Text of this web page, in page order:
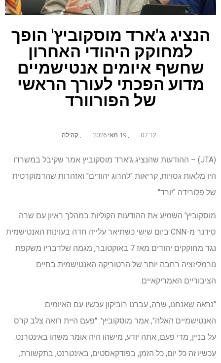
הנציג ג'ארד מוסקוביץ' הופך
למחוקק היהודי האחרון
שחשף איומים אנטישמיים
מדוע הפכתי לעורך הראשי
של הפורוורד
07:12 19 מאי 2026 קהילה
(JTA) – ההודעות שהנציג ג'ארד מוסקוביץ אמר שקיבל במשרדו
היו מלאות גסויות, קריאות "להרוג יהודים" ואזהרות שהדמוקרטית
של פלורידה "יורד".
מוסקוביץ' השמיע את ההודעות הקוליות במהלך ראיון עם שרה
סידנר מ-CNN ביום שישי כשתיאר עלייה חדה בעוינות האנטישמית
נגד מחוקקים יהודים מאז 7 באוקטובר, מגמה שלדבריו משקפת
נורמליזציה רחבה יותר של הרטוריקה האנטישמית בחיים
הציבוריים האמריקאיים.
"נראה שאנחנו, שרה, עברנו רוביקון עכשיו עם האיומים
האנטישמיים האלה", אמר מוסקוביץ'. "פעם היית רואה צלב קרס
על בניין, מדי פעם, אתה יודע, מישהו היה אומר משהו באינטרנט.
עכשיו זה כל יום, כל הזמן, בפודקאסטים, באינטרנט, בתקשורת,